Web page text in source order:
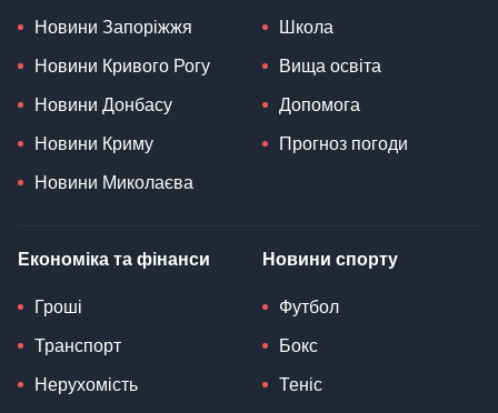
Новини Запоріжжя
Новини Кривого Рогу
Новини Донбасу
Новини Криму
Новини Миколаєва
Школа
Вища освіта
Допомога
Прогноз погоди
Економіка та фінанси
Гроші
Транспорт
Нерухомість
Новини спорту
Футбол
Бокс
Теніс